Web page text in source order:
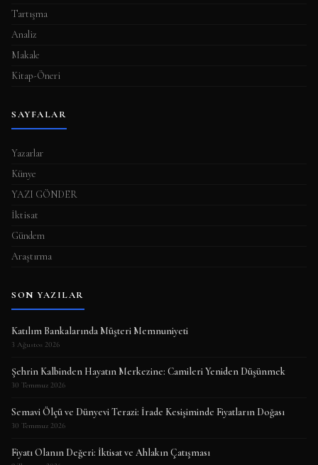
Tartışma
Analiz
Makale
Kitap-Öneri
SAYFALAR
Yazarlar
Künye
YAZI GÖNDER
İktisat
Gündem
Araştırma
SON YAZILAR
Katılım Bankalarında Müşteri Memnuniyeti
3 Ağustos 2026
Şehrin Kalbinden Hayatın Merkezine: Camileri Yeniden Düşünmek
30 Temmuz 2026
Semavi Ölçü ve Dünyevi Terazi: İrade Kesişiminde Fiyatların Doğası
30 Temmuz 2026
Fiyatı Olanın Değeri: İktisat ve Ahlakın Çatışması